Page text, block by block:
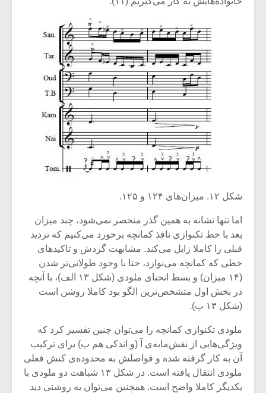
شکل ۱۲. میزان‌های ۱۲۴ و ۱۲۵.
اما تنها نشانه‌ به همین گذر منحصر نمی‌شود، چند میزان
بعد با خط تکنوازی نافذ کمانچه برخورد می‌کنیم که تردید
قبلی را کاملا زایل می‌کند. مشابهت گردش و تاکیدهای
خطی که کمانچه می‌نوازد، حتا با وجود طولانی‌تر شدن
(۱۴ میزان) و بسط انحنای ملودی (شکل ۱۳ الف)، با آنچه
در بخش اول متشخص‌ترین الگو بود کاملا روشن است
(شکل ۱۳ ب).
ملودی تکنوازی کمانچه را می‌توان چنین تفسیر کرد که
ویژگی‌هایی از نقش‌مایه‌ی آ (و اندکی هم ب) برای ترکیب
آن به کار گرفته شده و فواصلش به محدوده‌ی کنش فعلی
ملودی انتقال یافته است. در شکل ۱۳ شباهت دو ملودی با
یکدیگر کاملا واضح است. همچنین می‌توان به روشنی دید
میکلوش روژا
یادداشتی بر موسیقی
متن فیلم «متری
شیش و نیم»
مشهورترین باشی،
بدنام ترین باش
موسیقی